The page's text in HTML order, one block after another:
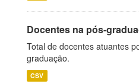
Docentes na pós-
Total de docentes atuantes
graduação.
CSV